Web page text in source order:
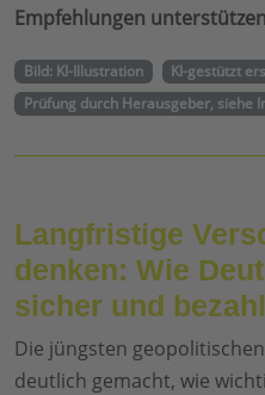
Empfehlungen
Bild: KI-Illustration
KI-gestützt
Prüfung durch Herausgeber, siehe
Langfristige
denken: Wie
sicher und
Die jüngsten
deutlich gemacht, wie